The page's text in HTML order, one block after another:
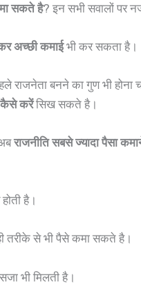
सकते है? इन सभी सवालों पर
अच्छी कमाईभी कर सकता है।
बनने का गुण भी होना
कैसे करेंसिख सकते है।
राजनीति सबसे ज्यादा पैसा
है।
तरीके से भी पैसे कमा सकते है।
भी मिलती है।